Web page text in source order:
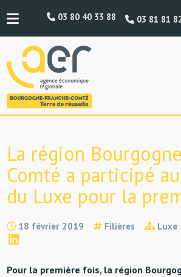
03 81 81
03 80 40 33 88
La région
Comté a participé
du Luxe pour la
18 février 2019 Filières Luxe
Pour la première fois, la région